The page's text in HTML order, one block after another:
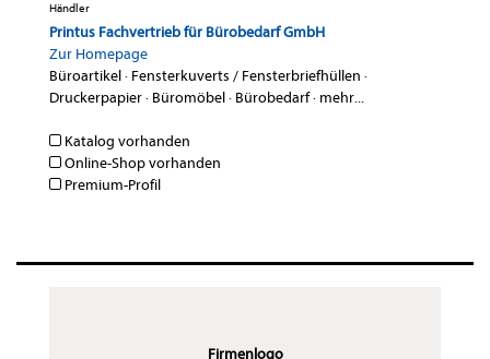
Händler
Printus Fachvertrieb für Bürobedarf GmbH
Zur Homepage
Büroartikel· Fensterkuverts / Fensterbriefhüllen ·
Druckerpapier· Büromöbel· Bürobedarf· mehr...
Katalog vorhanden
Online-Shop vorhanden
Premium-Profil
Firmenlogo